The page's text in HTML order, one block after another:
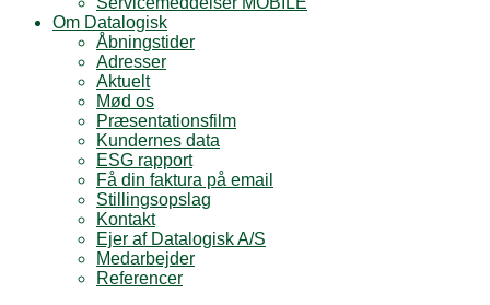
Om Datalogisk
Åbningstider
Adresser
Aktuelt
Mød os
Præsentationsfilm
Kundernes data
ESG rapport
Få din faktura på email
Stillingsopslag
Kontakt
Ejer af Datalogisk A/S
Medarbejder
Referencer